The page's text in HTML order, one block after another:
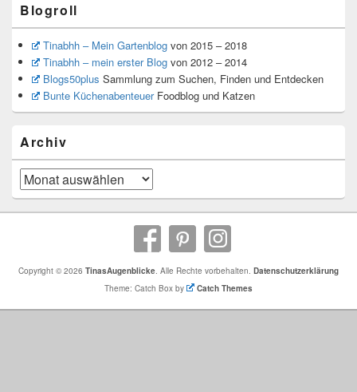
Blogroll
Tinabhh – Mein Gartenblogvon 2015 – 2018
Tinabhh – mein erster Blogvon 2012 – 2014
Blogs50plus Sammlung zum Suchen, Finden und Entdecken
Bunte KüchenabenteuerFoodblog und Katzen
Archiv
Archiv
Copyright © 2026 TinasAugenblicke. Alle Rechte vorbehalten. Datenschutzerklärung
Theme: Catch Box by
Catch Themes